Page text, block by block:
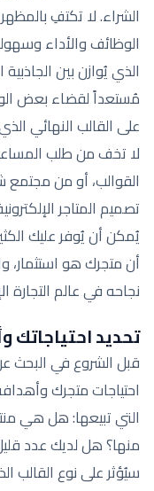
الشراء. لا تكتفِ
الوظائف والأداء
الذي يُوازن بين
مُستعداً لقضاء بعض
على القالب النهائي
لا تخف من طلب
القوالب، أو من
تصميم المتاجر
يُمكن أن يُوفر عليك
أن متجرك هو استثمار،
نجاحه في عالم التجارة
تحديد احتياجاتك
قبل الشروع في البحث
احتياجات متجرك
التي تبيعها: هل هي
منها؟ هل لديك عدد
سيُؤثر على نوع